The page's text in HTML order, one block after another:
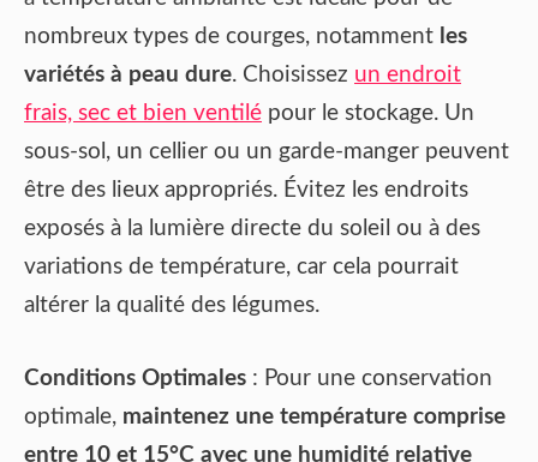
nombreux types de courges, notamment les
variétés à peau dure. Choisissez un endroit
frais, sec et bien ventilé pour le stockage. Un
sous-sol, un cellier ou un garde-manger peuvent
être des lieux appropriés. Évitez les endroits
exposés à la lumière directe du soleil ou à des
variations de température, car cela pourrait
altérer la qualité des légumes.
Conditions Optimales : Pour une conservation
optimale, maintenez une température comprise
entre 10 et 15°C avec une humidité relative